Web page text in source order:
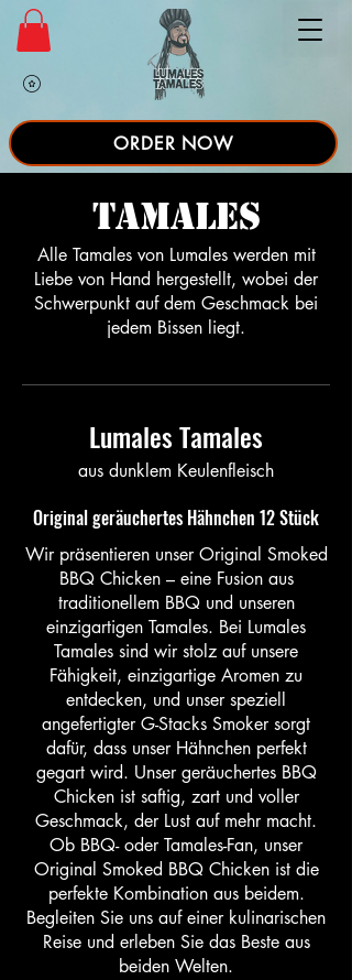
ORDER NOW
Tamales
Alle Tamales von Lumales werden mit
Liebe von Hand hergestellt, wobei der
Schwerpunkt auf dem Geschmack bei
jedem Bissen liegt.
Lumales Tamales
aus dunklem Keulenfleisch
Original geräuchertes Hähnchen 12 Stück
Wir präsentieren unser Original Smoked
BBQ Chicken – eine Fusion aus
traditionellem BBQ und unseren
einzigartigen Tamales. Bei Lumales
Tamales sind wir stolz auf unsere
Fähigkeit, einzigartige Aromen zu
entdecken, und unser speziell
angefertigter G-Stacks Smoker sorgt
dafür, dass unser Hähnchen perfekt
gegart wird. Unser geräuchertes BBQ
Chicken ist saftig, zart und voller
Geschmack, der Lust auf mehr macht.
Ob BBQ- oder Tamales-Fan, unser
Original Smoked BBQ Chicken ist die
perfekte Kombination aus beidem.
Begleiten Sie uns auf einer kulinarischen
Reise und erleben Sie das Beste aus
beiden Welten.